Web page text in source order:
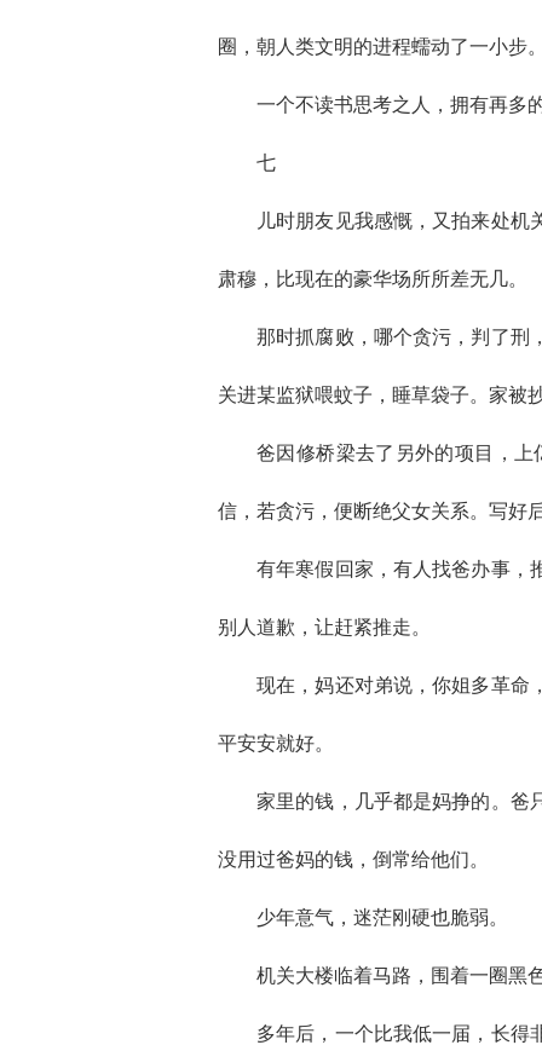
圈，朝人类文明的进程蠕动了一小步
一个不读书思考之人，拥有再多
七
儿时朋友见我感慨，又拍来处
肃穆，比现在的豪华场所所差无几。
那时抓腐败，哪个贪污，判了刑
关进某监狱喂蚊子，睡草袋子。家被
爸因修桥梁去了另外的项目，
信，若贪污，便断绝父女关系。写好
有年寒假回家，有人找爸办事，
别人道歉，让赶紧推走。
现在，妈还对弟说，你姐多革命
平安安就好。
家里的钱，几乎都是妈挣的。爸
没用过爸妈的钱，倒常给他们。
少年意气，迷茫刚硬也脆弱。
机关大楼临着马路，围着一圈黑
多年后，一个比我低一届，长得